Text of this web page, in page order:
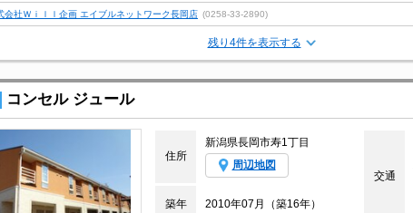
会社Ｗｉｌｌ企画 エイブルネットワーク長岡店 (0258-33-2890)
残り4件を表示する
コンセル ジュール
住所
新潟県長岡市寿1丁目
周辺地図
交通
築年
2010年07月（築16年）